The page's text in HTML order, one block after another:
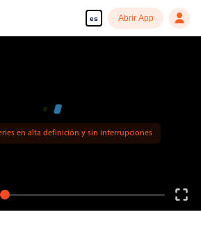
es Abrir App
en alta definición y sin interrupciones